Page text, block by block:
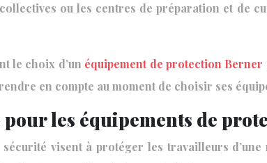
ou les centres de préparation et de
le choix d’un équipement de protection Berner
en compte au moment de choisir ses
les équipements de
visent à protéger les travailleurs